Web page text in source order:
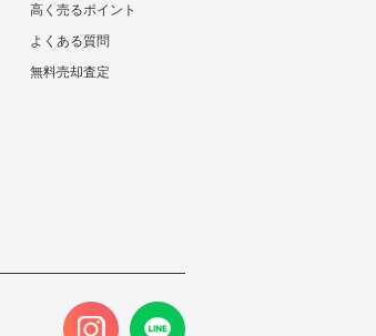
高く売るポイント
よくある質問
無料売却査定